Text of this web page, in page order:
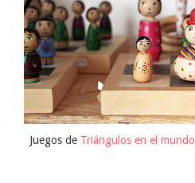
Juegos de Triángulos en el mundo